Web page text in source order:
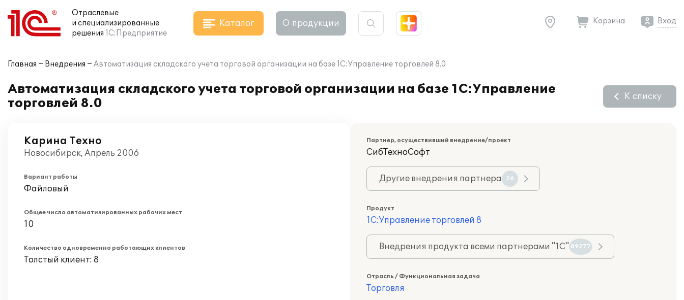
Отраслевые
и специализированные
решения 1С:Предприятие
Каталог О продукции Корзина Вход
Главная Внедрения Автоматизация складского учета торговой организации на базе 1С:Управление торговлей 8.0
Автоматизация складского учета торговой организации на базе 1С:Управление
торговлей 8.0
К списку
Карина Техно
Новосибирск, Апрель 2006
Вариант работы
Файловый
Общее число автоматизированных рабочих мест
10
Количество одновременно работающих клиентов
Толстый клиент: 8
Партнер, осуществивший внедрение/проект
СибТехноСофт
Другие внедрения партнера 26
Продукт
1С:Управление торговлей 8
Внедрения продукта всеми партнерами "1С" 89277
Отрасль / Функциональная задача
Торговля